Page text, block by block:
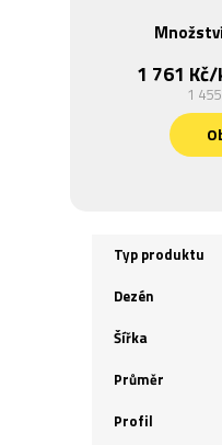
1 761 Kč/
1
Typ produktu
Dezén
Šířka
Průměr
Profil